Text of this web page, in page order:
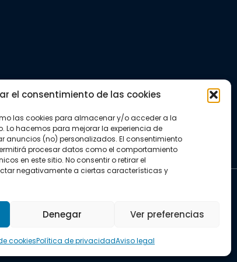
el consentimiento de las cookies
las cookies para almacenar y/o acceder a la
Lo hacemos para mejorar la experiencia de
anuncios (no) personalizados. El consentimiento
procesar datos como el comportamiento
en este sitio. No consentir o retirar el
negativamente a ciertas características y
Denegar Ver preferencias
cookiesPolítica de privacidadAviso legal